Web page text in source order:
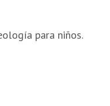
para niños.